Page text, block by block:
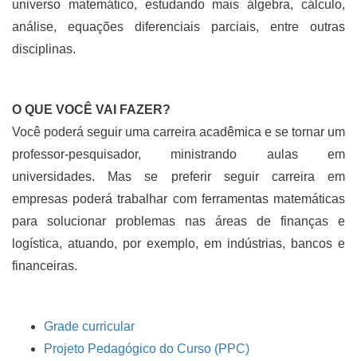
universo matemático, estudando mais álgebra, cálculo,
análise, equações diferenciais parciais, entre outras
disciplinas.
O QUE VOCÊ VAI FAZER?
Você poderá seguir uma carreira acadêmica e se tornar um
professor-pesquisador, ministrando aulas em
universidades. Mas se preferir seguir carreira em
empresas poderá trabalhar com ferramentas matemáticas
para solucionar problemas nas áreas de finanças e
logística, atuando, por exemplo, em indústrias, bancos e
financeiras.
Grade curricular
Projeto Pedagógico do Curso (PPC)